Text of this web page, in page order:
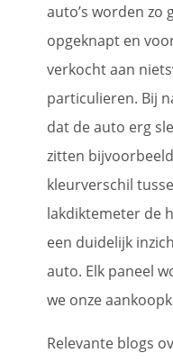
auto’s worden zo
opgeknapt en
verkocht aan
particulieren. Bij
dat de auto erg
zitten
kleurverschil
lakdiktemeter de
een duidelijk
auto. Elk paneel
we onze
Relevante blogs